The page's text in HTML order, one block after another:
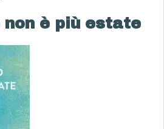
non è più estate